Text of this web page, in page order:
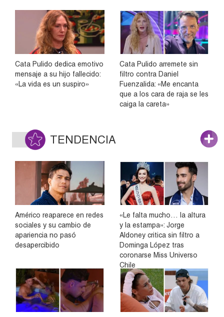
Cata Pulido dedica emotivo
mensaje a su hijo fallecido:
«La vida es un suspiro»
Cata Pulido arremete sin
filtro contra Daniel
Fuenzalida: «Me encanta
que a los cara de raja se les
caiga la careta»
TENDENCIA
Américo reaparece en redes
sociales y su cambio de
apariencia no pasó
desapercibido
«Le falta mucho… la altura
y la estampa»: Jorge
Aldoney critica sin filtro a
Dominga López tras
coronarse Miss Universo
Chile